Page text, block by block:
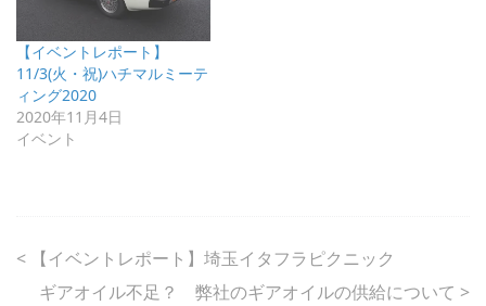
【イベントレポート】
11/3(火・祝)ハチマルミーテ
ィング2020
2020年11月4日
イベント
<
【イベントレポート】埼玉イタフラピクニック
ギアオイル不足？ 弊社のギアオイルの供給について >